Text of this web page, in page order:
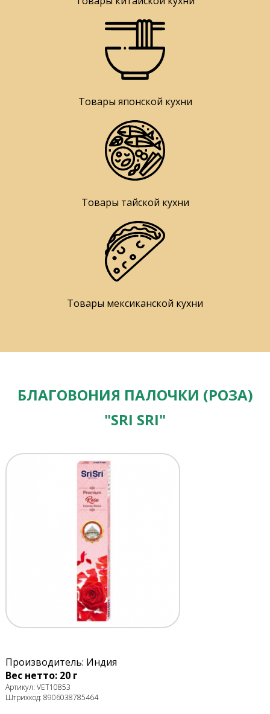
Товары японской кухни
Товары тайской кухни
Товары мексиканской кухни
БЛАГОВОНИЯ ПАЛОЧКИ (РОЗА)
"SRI SRI"
Производитель: Индия
Вес нетто: 20 г
Артикул: VET10853
Штрихкод: 8906038785464